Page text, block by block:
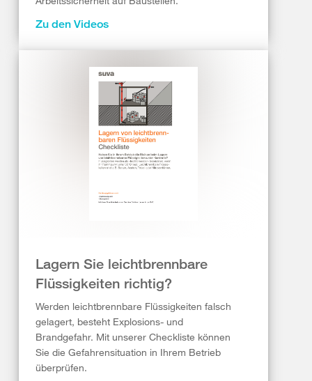
Zu den Videos
Lagern Sie leichtbrennbare
Flüssigkeiten richtig?
Werden leichtbrennbare Flüssigkeiten falsch
gelagert, besteht Explosions- und
Brandgefahr. Mit unserer Checkliste können
Sie die Gefahrensituation in Ihrem Betrieb
überprüfen.